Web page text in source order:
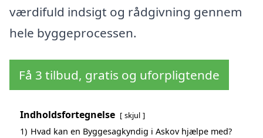
værdifuld indsigt og rådgivning gennem
hele byggeprocessen.
Få 3 tilbud, gratis og uforpligtende
Indholdsfortegnelse skjul
1) Hvad kan en Byggesagkyndig i Askov hjælpe med?